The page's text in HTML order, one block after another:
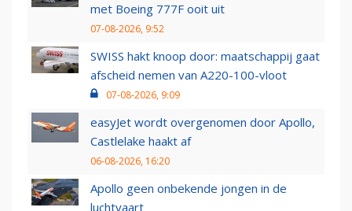
met Boeing 777F ooit uit
07-08-2026, 9:52
SWISS hakt knoop door: maatschappij gaat
afscheid nemen van A220-100-vloot
07-08-2026, 9:09
easyJet wordt overgenomen door Apollo,
Castlelake haakt af
06-08-2026, 16:20
Apollo geen onbekende jongen in de
luchtvaart